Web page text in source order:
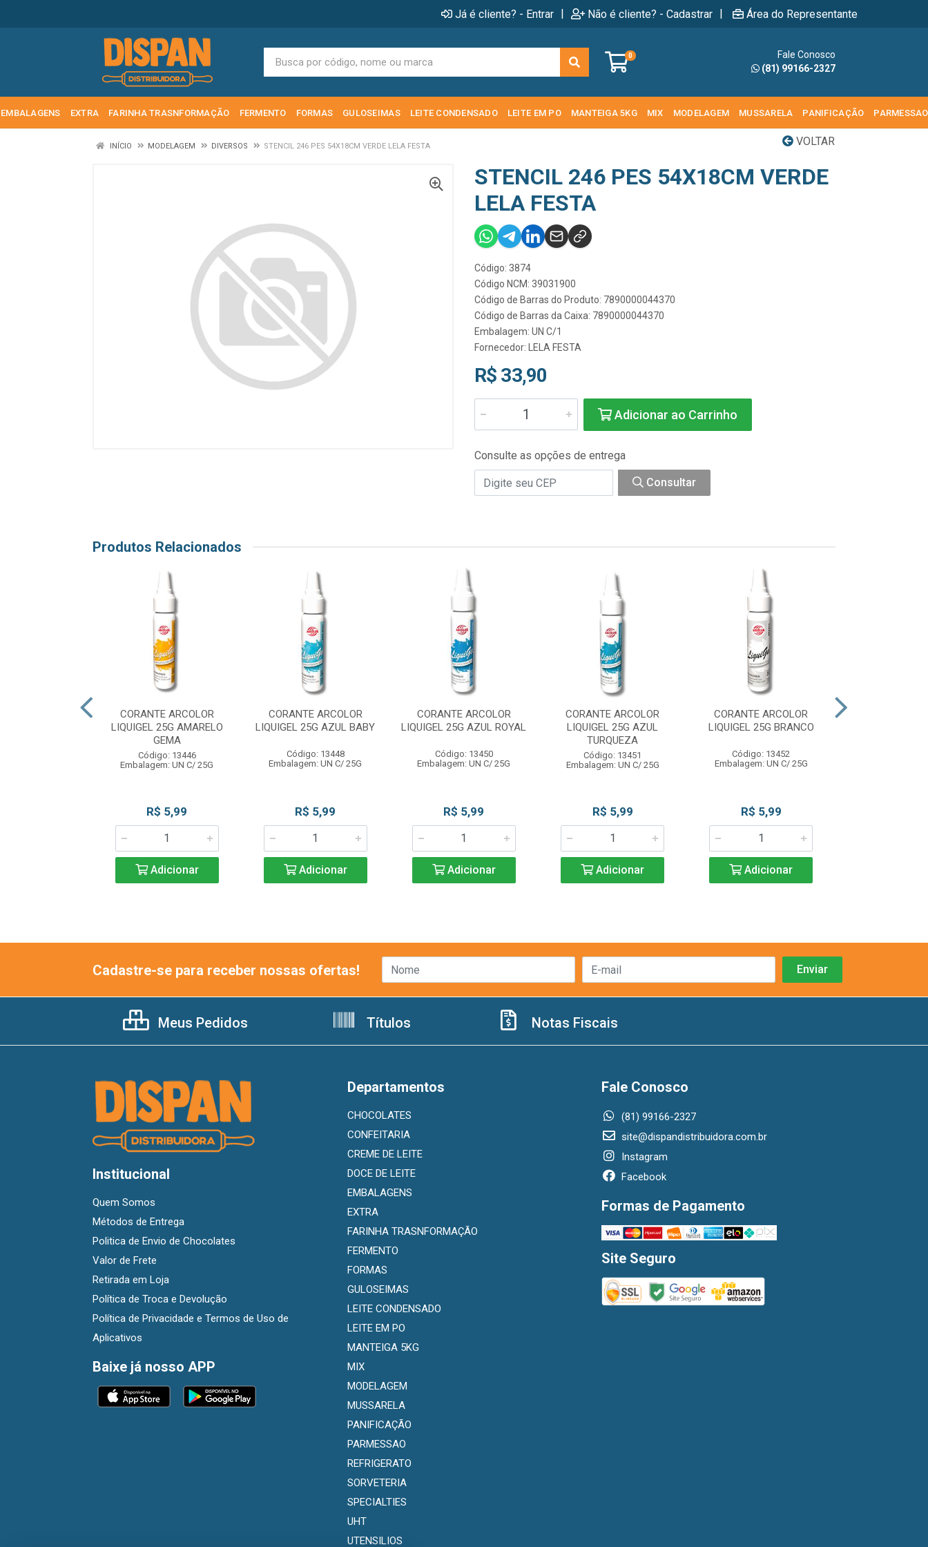
Já é cliente? - Entrar | Não é cliente? - Cadastrar | Área do Representante
0
Fale Conosco
(81) 99166-2327
EMBALAGENS EXTRA FARINHA TRASNFORMAÇÃO FERMENTO FORMAS GULOSEIMAS LEITE CONDENSADO LEITE EM PO MANTEIGA 5KG MIX MODELAGEM MUSSARELA PANIFICAÇÃO PARMESSAO
VOLTAR
INÍCIO MODELAGEM DIVERSOS STENCIL 246 PES 54X18CM VERDE LELA FESTA
STENCIL 246 PES 54X18CM VERDE
LELA FESTA
Código: 3874
Código NCM: 39031900
Código de Barras do Produto: 7890000044370
Código de Barras da Caixa: 7890000044370
Embalagem: UN C/1
Fornecedor:
LELA FESTA
R$ 33,90
Adicionar ao Carrinho
Consulte as opções de entrega
Consultar
Produtos Relacionados
CORANTE ARCOLOR
LIQUIGEL 25G AMARELO
GEMA
Código: 13446
Embalagem: UN C/ 25G
R$ 5,99
Adicionar
CORANTE ARCOLOR
LIQUIGEL 25G AZUL BABY
Código: 13448
Embalagem: UN C/ 25G
R$ 5,99
Adicionar
CORANTE ARCOLOR
LIQUIGEL 25G AZUL ROYAL
Código: 13450
Embalagem: UN C/ 25G
R$ 5,99
Adicionar
CORANTE ARCOLOR
LIQUIGEL 25G AZUL
TURQUEZA
Código: 13451
Embalagem: UN C/ 25G
R$ 5,99
Adicionar
CORANTE ARCOLOR
LIQUIGEL 25G BRANCO
Código: 13452
Embalagem: UN C/ 25G
R$ 5,99
Adicionar
Cadastre-se para receber nossas ofertas!
Meus Pedidos Títulos Notas Fiscais
Institucional
Quem Somos
Métodos de Entrega
Politica de Envio de Chocolates
Valor de Frete
Retirada em Loja
Política de Troca e Devolução
Política de Privacidade e Termos de Uso de
Aplicativos
Baixe já nosso APP
Departamentos
CHOCOLATES
CONFEITARIA
CREME DE LEITE
DOCE DE LEITE
EMBALAGENS
EXTRA
FARINHA TRASNFORMAÇÃO
FERMENTO
FORMAS
GULOSEIMAS
LEITE CONDENSADO
LEITE EM PO
MANTEIGA 5KG
MIX
MODELAGEM
MUSSARELA
PANIFICAÇÃO
PARMESSAO
REFRIGERATO
SORVETERIA
SPECIALTIES
UHT
UTENSILIOS
Fale Conosco
(81) 99166-2327
site@dispandistribuidora.com.br
Instagram
Facebook
Formas de Pagamento
Site Seguro